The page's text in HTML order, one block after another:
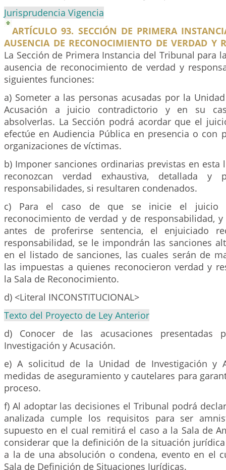
Jurisprudencia Vigencia
ARTÍCULO 93. SECCIÓN DE PRIMERA
AUSENCIA DE RECONOCIMIENTO DE VERDAD Y
La Sección de Primera Instancia del Tribunal para
ausencia de reconocimiento de verdad y
siguientes funciones:
a) Someter a las personas acusadas por la
Acusación a juicio contradictorio y en su
absolverlas. La Sección podrá acordar que el
efectúe en Audiencia Pública en presencia o con
organizaciones de víctimas.
b) Imponer sanciones ordinarias previstas en esta
reconozcan verdad exhaustiva, detallada y
responsabilidades, si resultaren condenados.
c) Para el caso de que se inicie el juicio
reconocimiento de verdad y de responsabilidad,
antes de proferirse sentencia, el enjuiciado
responsabilidad, se le impondrán las sanciones
en el listado de sanciones, las cuales serán de
las impuestas a quienes reconocieron verdad y
la Sala de Reconocimiento.
d) <Literal INCONSTITUCIONAL>
Texto del Proyecto de Ley Anterior
d) Conocer de las acusaciones presentadas
Investigación y Acusación.
e) A solicitud de la Unidad de Investigación y
medidas de aseguramiento y cautelares para
proceso.
f) Al adoptar las decisiones el Tribunal podrá
analizada cumple los requisitos para ser
supuesto en el cual remitirá el caso a la Sala de
considerar que la definición de la situación
a la de una absolución o condena, evento en el
Sala de Definición de Situaciones Jurídicas.